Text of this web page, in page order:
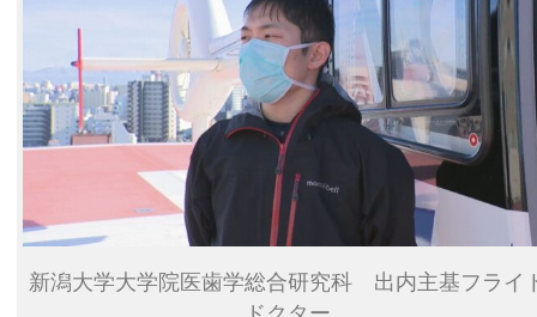
新潟大学大学院医歯学総合研究科 出内主基フライ